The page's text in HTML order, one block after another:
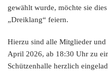
gewählt wurde, möchte sie
„Dreiklang“ feiern.
Hierzu sind alle Mitglieder und
April 2026, ab 18:30 Uhr zu
Schützenhalle herzlich